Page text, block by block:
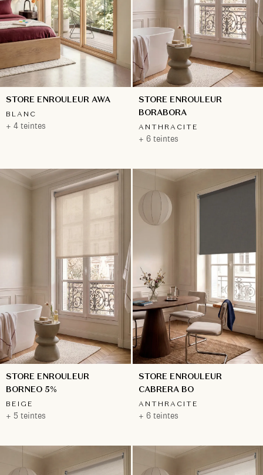
STORE ENROULEUR AWA
BLANC
+ 4 teintes
STORE ENROULEUR
BORABORA
ANTHRACITE
+ 6 teintes
STORE ENROULEUR
BORNEO 5%
BEIGE
+ 5 teintes
STORE ENROULEUR
CABRERA BO
ANTHRACITE
+ 6 teintes